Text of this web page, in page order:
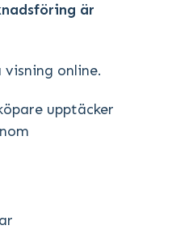
är
online.
upptäcker